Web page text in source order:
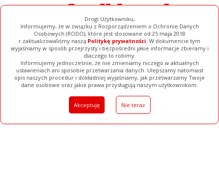
Drogi Użytkowniku,
Informujemy, że w związku z Rozporządzeniem o Ochronie Danych
Osobowych (RODO), które jest stosowane od 25 maja 2018
r.zaktualizowaliśmy naszą Politykę prywatności. W dokumencie tym
wyjaśniamy w sposób przejrzysty i bezpośredni jakie informacje zbieramy i
dlaczego to robimy.
Informujemy jednocześnie, że nie zmieniamy niczego w aktualnych
ustawieniach ani sposobie przetwarzania danych. Ulepszamy natomiast
opis naszych procedur i dokładniej wyjaśniamy, jak przetwarzamy Twoje
dane osobowe oraz jakie prawa przysługują naszym użytkownikom.
Akceptuję Nie teraz
Ogłoszenia Filmy Galerie Baza Firm Pełna Wersja